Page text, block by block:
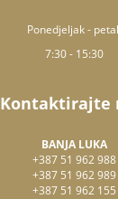
Ponedjeljak -
7:30 - 15:30
Kontaktirajte
BANJA LUKA
+387 51 962 988
+387 51 962 989
+387 51 962 155